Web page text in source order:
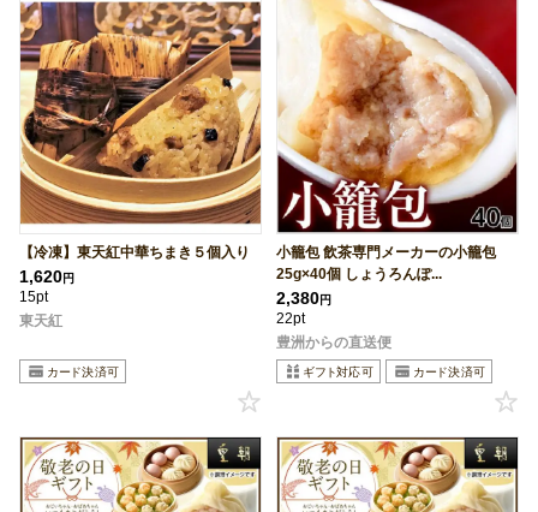
【冷凍】東天紅中華ちまき５個入り
1,620円
15pt
東天紅
小籠包 飲茶専門メーカーの小籠包
25g×40個 しょうろんぽ...
2,380円
22pt
豊洲からの直送便